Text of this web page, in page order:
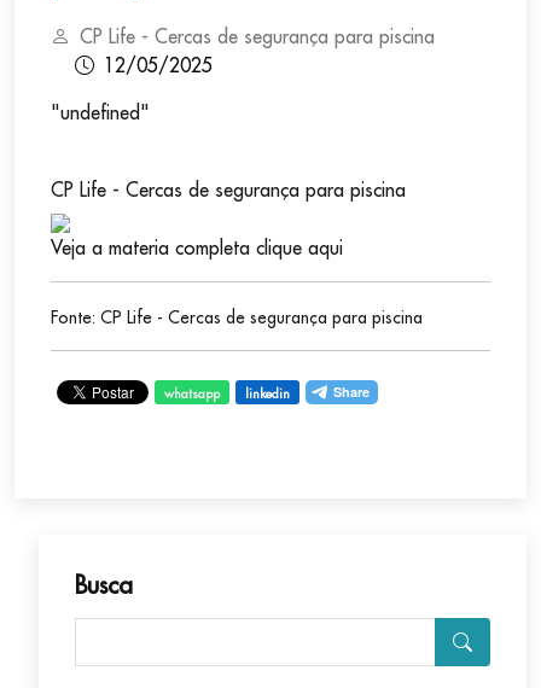
CP Life - Cercas de segurança para piscina
12/05/2025
"undefined"
CP Life - Cercas de segurança para piscina
Veja a materia completa clique aqui
Fonte: CP Life - Cercas de segurança para piscina
whatsapp linkedin
Busca